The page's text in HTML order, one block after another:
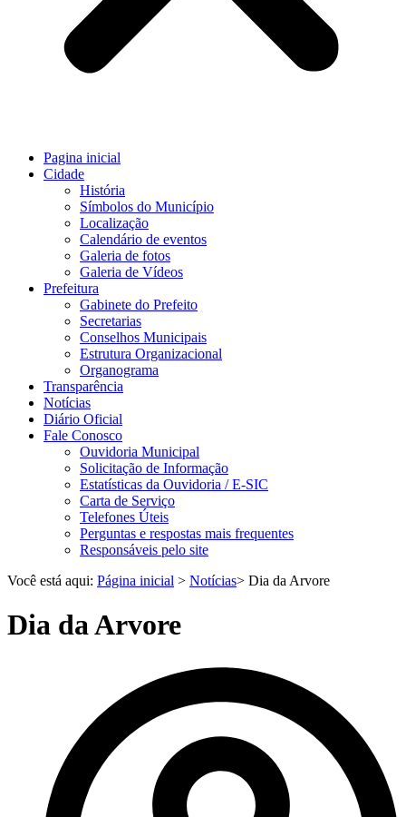
Pagina inicial
Cidade
História
Símbolos do Município
Localização
Calendário de eventos
Galeria de fotos
Galeria de Vídeos
Prefeitura
Gabinete do Prefeito
Secretarias
Conselhos Municipais
Estrutura Organizacional
Organograma
Transparência
Notícias
Diário Oficial
Fale Conosco
Ouvidoria Municipal
Solicitação de Informação
Estatísticas da Ouvidoria / E-SIC
Carta de Serviço
Telefones Úteis
Perguntas e respostas mais frequentes
Responsáveis pelo site
Você está aqui: Página inicial > Notícias> Dia da Arvore
Dia da Arvore